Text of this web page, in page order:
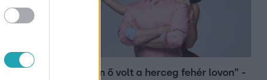
"Nekem ő volt a herceg fehér lovon" -